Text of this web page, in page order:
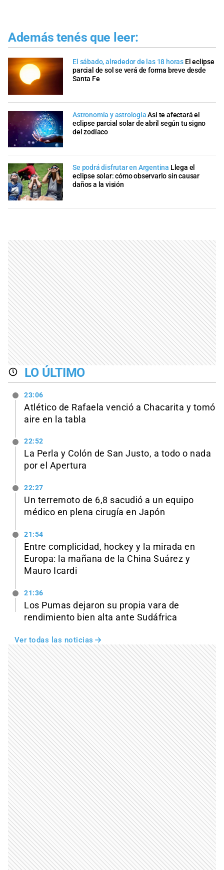
Además tenés que leer:
El sábado, alrededor de las 18 horas El eclipse
parcial de sol se verá de forma breve desde
Santa Fe
Astronomía y astrología Así te afectará el
eclipse parcial solar de abril según tu signo
del zodíaco
Se podrá disfrutar en Argentina Llega el
eclipse solar: cómo observarlo sin causar
daños a la visión
LO ÚLTIMO
23:06
Atlético de Rafaela venció a Chacarita y tomó
aire en la tabla
22:52
La Perla y Colón de San Justo, a todo o nada
por el Apertura
22:27
Un terremoto de 6,8 sacudió a un equipo
médico en plena cirugía en Japón
21:54
Entre complicidad, hockey y la mirada en
Europa: la mañana de la China Suárez y
Mauro Icardi
21:36
Los Pumas dejaron su propia vara de
rendimiento bien alta ante Sudáfrica
Ver todas las noticias